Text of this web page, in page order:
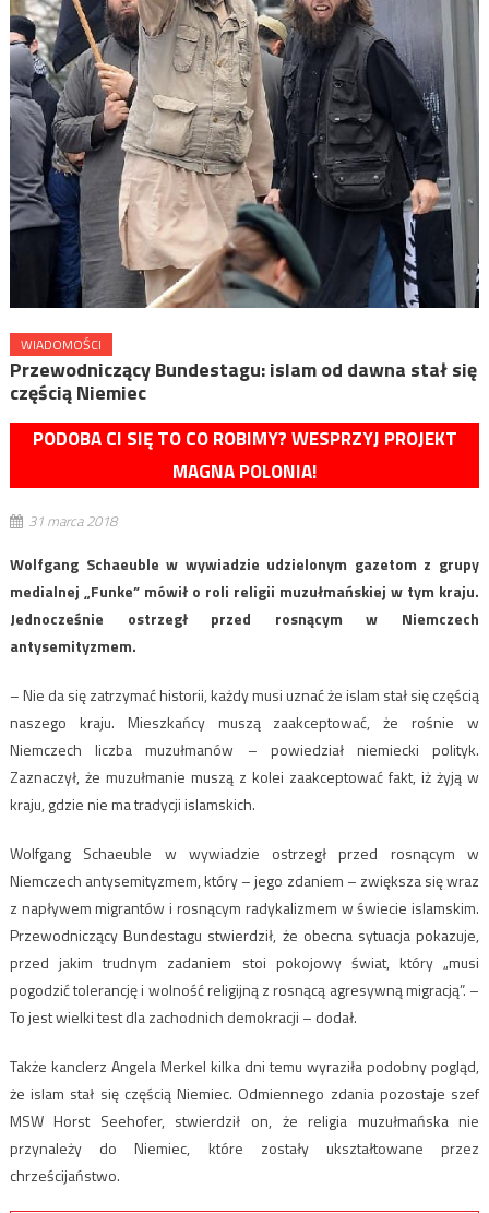
WIADOMOŚCI
Przewodniczący Bundestagu: islam od dawna stał się
częścią Niemiec
PODOBA CI SIĘ TO CO ROBIMY? WESPRZYJ PROJEKT
MAGNA POLONIA!
31 marca 2018
Wolfgang Schaeuble w wywiadzie udzielonym gazetom z grupy
medialnej „Funke” mówił o roli religii muzułmańskiej w tym kraju.
Jednocześnie ostrzegł przed rosnącym w Niemczech
antysemityzmem.
– Nie da się zatrzymać historii, każdy musi uznać że islam stał się częścią
naszego kraju. Mieszkańcy muszą zaakceptować, że rośnie w
Niemczech liczba muzułmanów – powiedział niemiecki polityk.
Zaznaczył, że muzułmanie muszą z kolei zaakceptować fakt, iż żyją w
kraju, gdzie nie ma tradycji islamskich.
Wolfgang Schaeuble w wywiadzie ostrzegł przed rosnącym w
Niemczech antysemityzmem, który – jego zdaniem – zwiększa się wraz
z napływem migrantów i rosnącym radykalizmem w świecie islamskim.
Przewodniczący Bundestagu stwierdził, że obecna sytuacja pokazuje,
przed jakim trudnym zadaniem stoi pokojowy świat, który „musi
pogodzić tolerancję i wolność religijną z rosnącą agresywną migracją”. –
To jest wielki test dla zachodnich demokracji – dodał.
Także kanclerz Angela Merkel kilka dni temu wyraziła podobny pogląd,
że islam stał się częścią Niemiec. Odmiennego zdania pozostaje szef
MSW Horst Seehofer, stwierdził on, że religia muzułmańska nie
przynależy do Niemiec, które zostały ukształtowane przez
chrześcijaństwo.